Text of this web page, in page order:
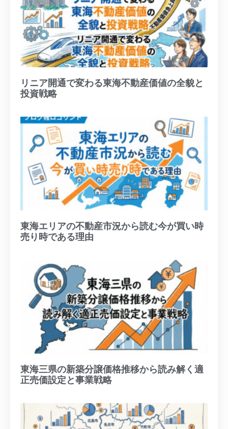
リニア開通で変わる東海不動産価値の全貌と
投資戦略
東海エリアの不動産市況から読む今が買い時
売り時である理由
東海三県の新築分譲価格推移から読み解く適
正売価設定と事業戦略